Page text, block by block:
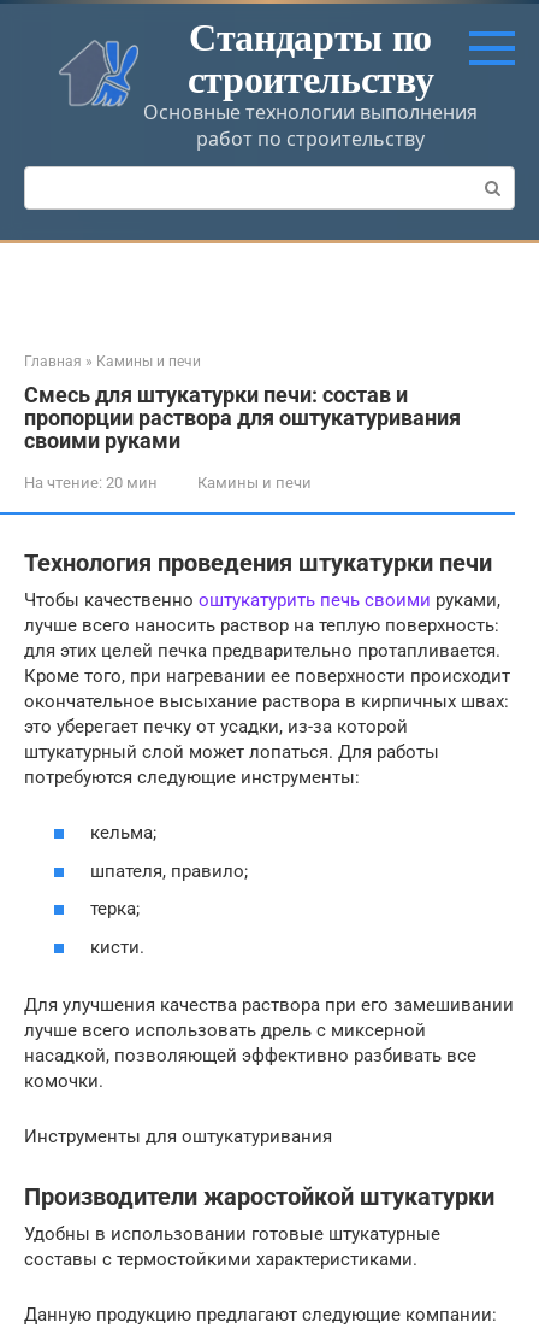
Перейти
контенту
Стандарты по
строительству
Основные технологии выполнения
работ по строительству
Поиск:
Главная » Камины и печи
Смесь для штукатурки печи: состав и
пропорции раствора для оштукатуривания
своими руками
На чтение: 20 мин Камины и печи
Технология проведения штукатурки печи
Чтобы качественно оштукатурить печь своими руками,
лучше всего наносить раствор на теплую поверхность:
для этих целей печка предварительно протапливается.
Кроме того, при нагревании ее поверхности происходит
окончательное высыхание раствора в кирпичных швах:
это уберегает печку от усадки, из-за которой
штукатурный слой может лопаться. Для работы
потребуются следующие инструменты:
кельма;
шпателя, правило;
терка;
кисти.
Для улучшения качества раствора при его замешивании
лучше всего использовать дрель с миксерной
насадкой, позволяющей эффективно разбивать все
комочки.
Инструменты для оштукатуривания
Производители жаростойкой штукатурки
Удобны в использовании готовые штукатурные
составы с термостойкими характеристиками.
Данную продукцию предлагают следующие компании: